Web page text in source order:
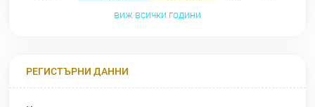
виж всички години
РЕГИСТЪРНИ ДАННИ